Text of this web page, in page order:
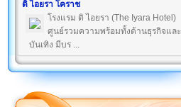
ดิ ไอยรา โคราช
โรงแรม ดิ ไอยรา (The Iyara Hotel)
ศูนย์รวมความพร้อมทั้งด้านธุรกิจและ
บันเทิง มีบร ...